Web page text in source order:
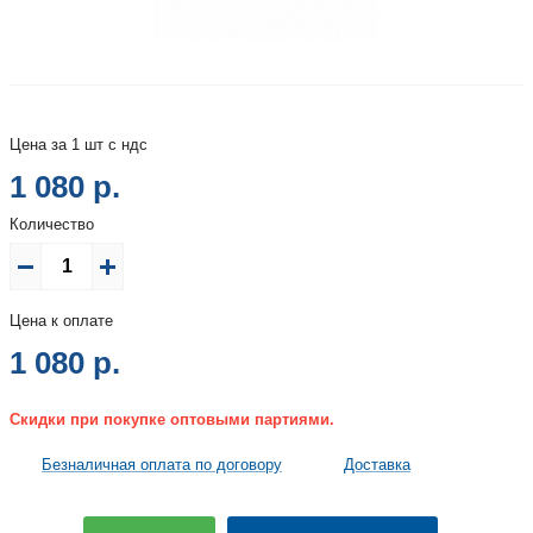
Цена за 1 шт с ндс
1 080 р.
Количество
Цена к оплате
1 080 р.
Скидки при покупке оптовыми партиями.
Безналичная оплата по договору Доставка